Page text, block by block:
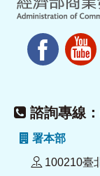
諮詢專線
署本部
100210臺